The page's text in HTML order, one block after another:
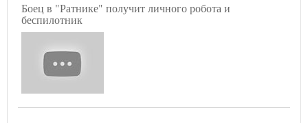
Боец в "Ратнике" получит личного робота и
беспилотник